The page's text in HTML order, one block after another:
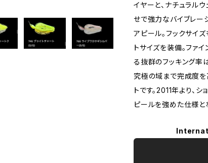
イヤーと、ナチュラル
せで強力なバイブレー
アピール。フックサイ
トサイズを装備。ファ
る抜群のフッキング率
究極の域まで完成度を
トです。2011年より、
ピールを強めた仕様と